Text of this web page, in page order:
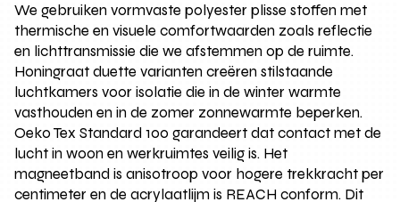
We gebruiken vormvaste polyester plisse stoffen met
thermische en visuele comfortwaarden zoals reflectie
en lichttransmissie die we afstemmen op de ruimte.
Honingraat duette varianten creëren stilstaande
luchtkamers voor isolatie die in de winter warmte
vasthouden en in de zomer zonnewarmte beperken.
Oeko Tex Standard 100 garandeert dat contact met de
lucht in woon en werkruimtes veilig is. Het
magneetband is anisotroop voor hogere trekkracht per
centimeter en de acrylaatlijm is REACH conform. Dit